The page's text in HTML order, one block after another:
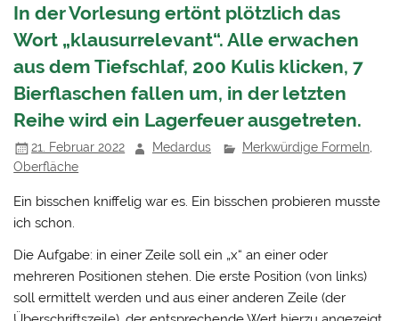
In der Vorlesung ertönt plötzlich das
Wort „klausurrelevant“. Alle erwachen
aus dem Tiefschlaf, 200 Kulis klicken, 7
Bierflaschen fallen um, in der letzten
Reihe wird ein Lagerfeuer ausgetreten.
21. Februar 2022 Medardus Merkwürdige Formeln,
Oberfläche
Ein bisschen kniffelig war es. Ein bisschen probieren musste
ich schon.
Die Aufgabe: in einer Zeile soll ein „x“ an einer oder
mehreren Positionen stehen. Die erste Position (von links)
soll ermittelt werden und aus einer anderen Zeile (der